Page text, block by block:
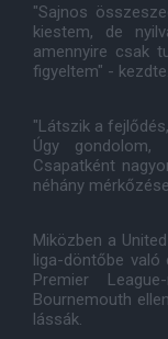
"Sajnos
kiestem, de
amennyire csak
figyeltem" - kezdte.
"Látszik a
Úgy
Csapatként
néhány
Miközben a
liga-döntőbe való
Premier
Bournemouth
lássák.